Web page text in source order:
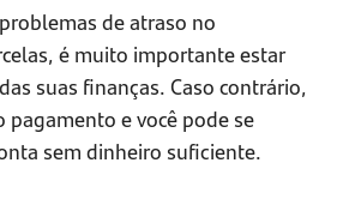
de atraso no
é muito importante estar
suas finanças. Caso contrário,
pagamento e você pode se
sem dinheiro suficiente.